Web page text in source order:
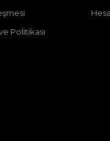
Politikası